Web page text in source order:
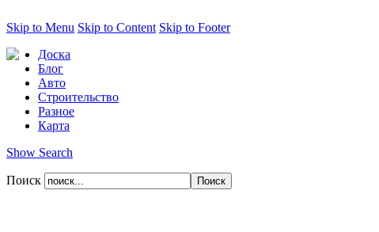
Skip to Menu Skip to Content Skip to Footer
Доска
Блог
Авто
Строительство
Разное
Карта
Show Search
Поиск